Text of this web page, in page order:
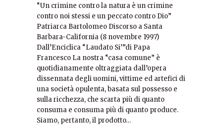
“Un crimine contro la natura è un crimine
contro noi stessi e un peccato contro Dio”
Patriarca Bartolomeo Discorso a Santa
Barbara-California (8 novembre 1997)
Dall’Enciclica “Laudato Si’”di Papa
Francesco La nostra “casa comune” è
quotidianamente oltraggiata dall’opera
dissennata degli uomini, vittime ed artefici di
una società opulenta, basata sul possesso e
sulla ricchezza, che scarta più di quanto
consuma e consuma più di quanto produce.
Siamo, pertanto, il prodotto…